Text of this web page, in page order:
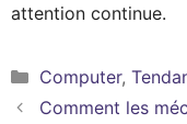
attention continue.
Catégories
Computer,
Comment les